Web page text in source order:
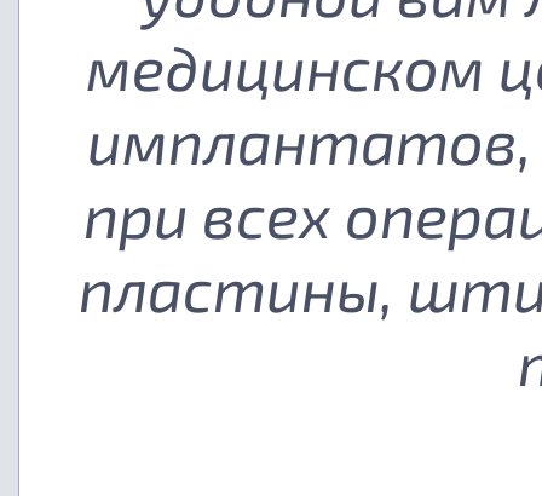
медицинском
при всех
пластины,